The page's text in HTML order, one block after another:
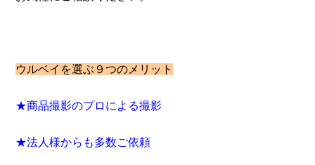
ウルベイを選ぶ９つのメリット
★商品撮影のプロによる撮影
★法人様からも多数ご依頼